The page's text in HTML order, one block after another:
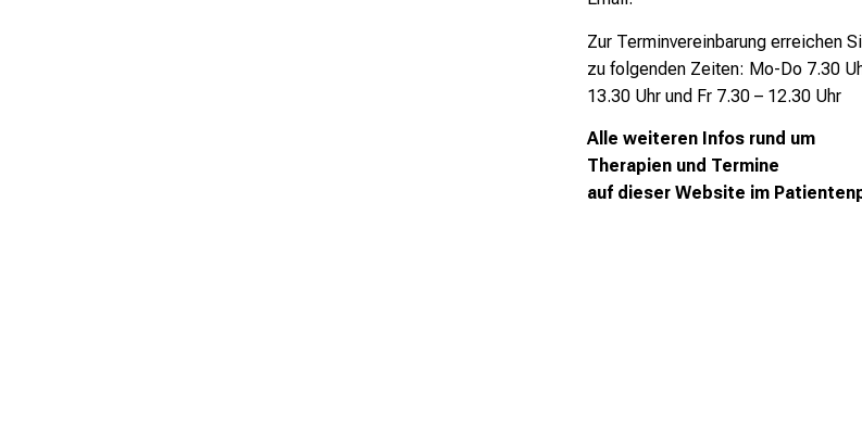
Zur Terminvereinbarung erreichen
zu folgenden Zeiten: Mo-Do 7.30
13.30 Uhr und Fr 7.30 – 12.30 Uhr
Alle weiteren Infos rund um
Therapien und Termine
auf dieser Website im